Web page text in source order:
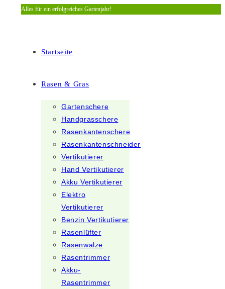
Zum
Alles für ein erfolgreiches Gartenjahr!
Startseite
Rasen & Gras
Gartenschere
Handgrasschere
Rasenkantenschere
Rasenkantenschneider
Vertikutierer
Hand Vertikutierer
Akku Vertikutierer
Elektro
Vertikutierer
Benzin Vertikutierer
Rasenlüfter
Rasenwalze
Rasentrimmer
Akku-
Rasentrimmer